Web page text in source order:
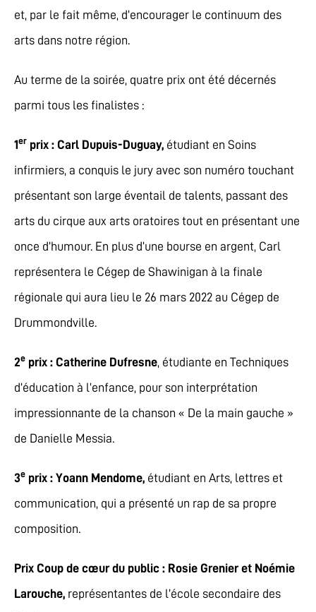
et, par le fait même, d’encourager le continuum des
arts dans notre région.
Au terme de la soirée, quatre prix ont été décernés
parmi tous les finalistes :
1er prix : Carl Dupuis-Duguay, étudiant en Soins
infirmiers, a conquis le jury avec son numéro touchant
présentant son large éventail de talents, passant des
arts du cirque aux arts oratoires tout en présentant une
once d’humour. En plus d’une bourse en argent, Carl
représentera le Cégep de Shawinigan à la finale
régionale qui aura lieu le 26 mars 2022 au Cégep de
Drummondville.
2e prix : Catherine Dufresne, étudiante en Techniques
d’éducation à l’enfance, pour son interprétation
impressionnante de la chanson « De la main gauche »
de Danielle Messia.
3e prix : Yoann Mendome, étudiant en Arts, lettres et
communication, qui a présenté un rap de sa propre
composition.
Prix Coup de cœur du public : Rosie Grenier et Noémie
Larouche, représentantes de l’école secondaire des